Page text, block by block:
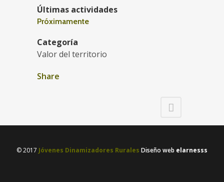
Últimas actividades
Próximamente
Categoría
Valor del territorio
Share
© 2017 Jóvenes Dinamizadores Rurales Diseño web elarnesss